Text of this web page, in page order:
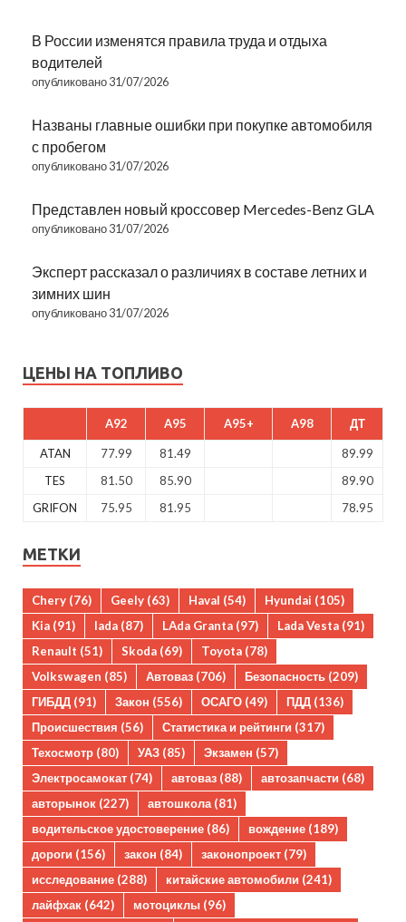
В России изменятся правила труда и отдыха
водителей
опубликовано 31/07/2026
Названы главные ошибки при покупке автомобиля
с пробегом
опубликовано 31/07/2026
Представлен новый кроссовер Mercedes-Benz GLA
опубликовано 31/07/2026
Эксперт рассказал о различиях в составе летних и
зимних шин
опубликовано 31/07/2026
ЦЕНЫ НА ТОПЛИВО
A92 A95 A95+ A98 ДТ
ATAN 77.99 81.49
89.99
TES
81.50 85.90
89.90
GRIFON
75.95 81.95 78.95
МЕТКИ
Chery (76) Geely (63) Haval (54) Hyundai (105)
Kia (91) lada (87) LAda Granta (97) Lada Vesta (91)
Renault (51) Skoda (69) Toyota (78)
Volkswagen (85) Автоваз (706) Безопасность (209)
ГИБДД (91) Закон (556) ОСАГО (49) ПДД (136)
Происшествия (56) Статистика и рейтинги (317)
Техосмотр (80) УАЗ (85) Экзамен (57)
Электросамокат (74) автоваз (88) автозапчасти (68)
авторынок (227) автошкола(81)
водительское удостоверение (86) вождение (189)
дороги (156) закон (84) законопроект (79)
исследование (288) китайские автомобили (241)
лайфхак (642) мотоциклы (96)